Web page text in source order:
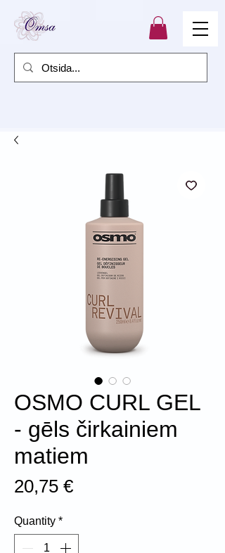
OSMO CURL GEL
- gēls čirkainiem
matiem
20,75 €Price
Quantity *